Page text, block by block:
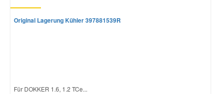
Original Lagerung Kühler 397881539R
Für DOKKER 1.6, 1.2 TCe...